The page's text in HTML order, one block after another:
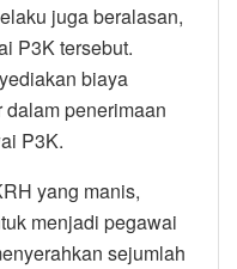
juga beralasan,
P3K tersebut.
biaya
penerimaan
P3K.
yang manis,
menjadi pegawai
sejumlah